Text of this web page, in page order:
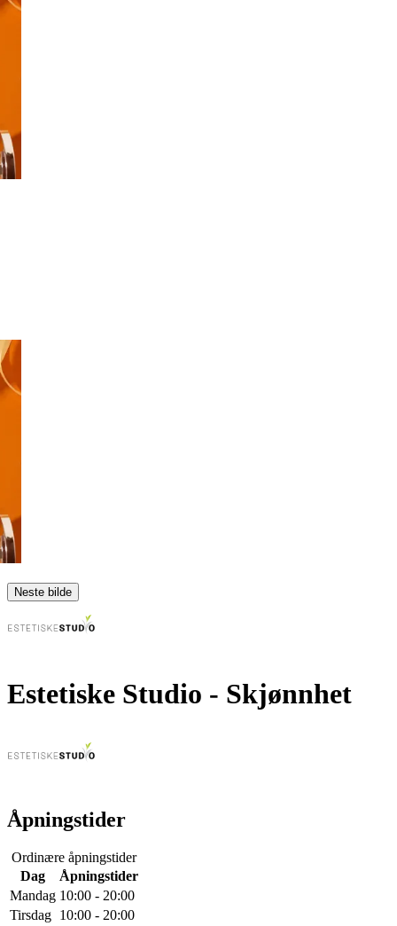
Neste bilde
Estetiske Studio - Skjønnhet
Åpningstider
Ordinære åpningstider
Dag
Åpningstider
Mandag 10:00 - 20:00
Tirsdag 10:00 - 20:00